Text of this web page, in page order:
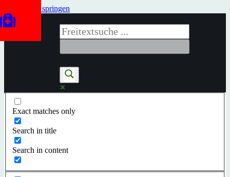
Zum Inhalt springen
Exact matches only
Search in title
Search in content